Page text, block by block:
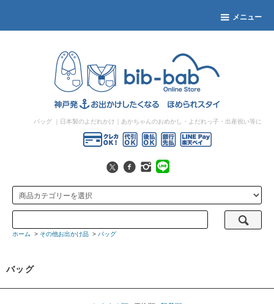
メニュー
バッグ ｜日本製のよだれかけ｜あかちゃんのおめかし・よだれっ子・出産祝い等に
ホーム > その他お出かけ品 > バッグ
バッグ